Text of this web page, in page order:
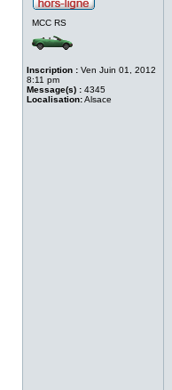
MCC RS
Inscription : Ven Juin 01, 2012
8:11 pm
Message(s) : 4345
Localisation:Alsace